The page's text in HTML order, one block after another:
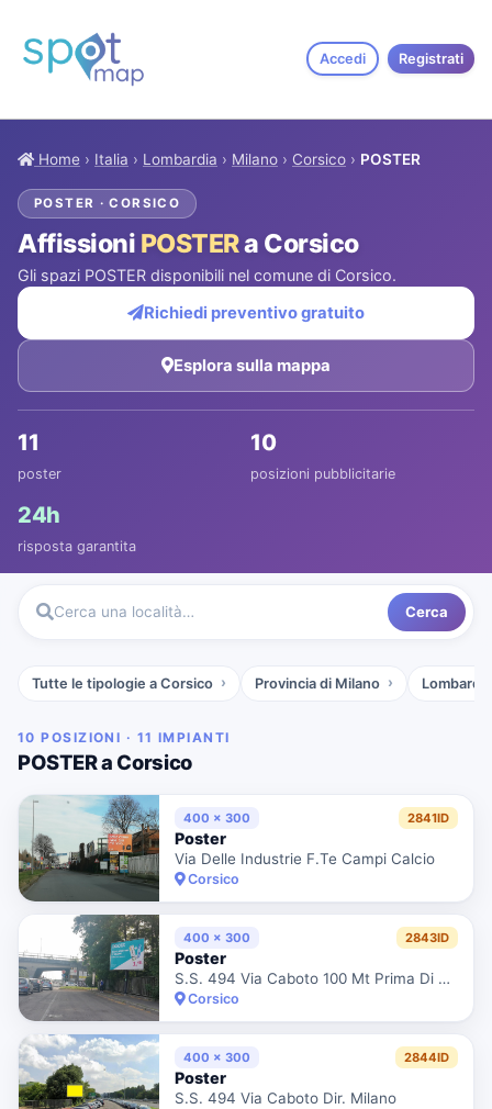
Accedi Registrati
Home › Italia › Lombardia › Milano › Corsico › POSTER
POSTER · CORSICO
Affissioni POSTERa Corsico
Gli spazi POSTER disponibili nel comune di Corsico.
Richiedi preventivo gratuito
Esplora sulla mappa
11
poster
10
posizioni pubblicitarie
24h
risposta garantita
Cerca una località… Cerca
Tutte le tipologie a Corsico Provincia di Milano Lombardia
10 POSIZIONI · 11 IMPIANTI
POSTER a Corsico
400 x 300 2841ID
Poster
Via Delle Industrie F.Te Campi Calcio
Corsico
400 x 300 2843ID
Poster
S.S. 494 Via Caboto 100 Mt Prima Di Via Della Liberazione Dir. Trezzano Sul Naviglio
Corsico
400 x 300 2844ID
Poster
S.S. 494 Via Caboto Dir. Milano